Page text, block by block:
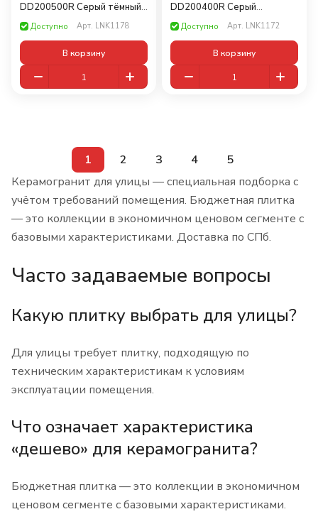
DD200500R Cерый тёмный
Rect. 60x30
Доступно Арт. LNK1178
В корзину
DD200400R Серый
обрезнoй 60x30
Доступно Арт. LNK1172
В корзину
1 2 3 4
5
Керамогранит для улицы — специальная подборка с
учётом требований помещения. Бюджетная плитка
— это коллекции в экономичном ценовом сегменте с
базовыми характеристиками. Доставка по СПб.
Часто задаваемые вопросы
Какую плитку выбрать для улицы?
Для улицы требует плитку, подходящую по
техническим характеристикам к условиям
эксплуатации помещения.
Что означает характеристика
«дешево» для керамогранита?
Бюджетная плитка — это коллекции в экономичном
ценовом сегменте с базовыми характеристиками.